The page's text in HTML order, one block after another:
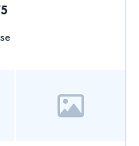
qui agit
: urine
fatigue,
/ babysitting
toutou est dans